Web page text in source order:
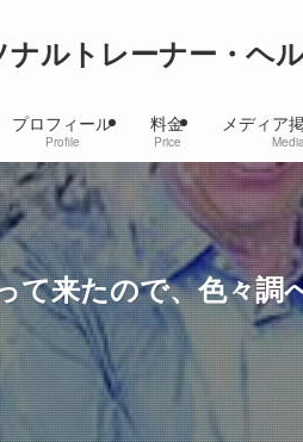
ナルトレーナー・ヘ
プロフィール
Profile
料金
Price
メディア
て来たので、色々調